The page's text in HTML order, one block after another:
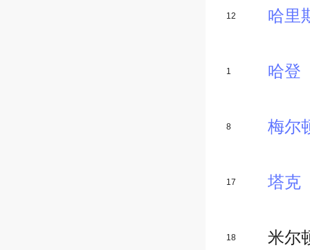
12 哈里
1 哈登
8 梅尔
17 塔克
18 米尔